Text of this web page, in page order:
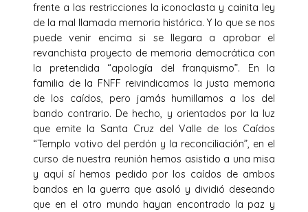
frente a las restricciones la iconoclasta y cainita ley
de la mal llamada memoria histórica. Y lo que se nos
puede venir encima si se llegara a aprobar el
revanchista proyecto de memoria democrática con
la pretendida “apología del franquismo”. En la
familia de la FNFF reivindicamos la justa memoria
de los caídos, pero jamás humillamos a los del
bando contrario. De hecho, y orientados por la luz
que emite la Santa Cruz del Valle de los Caídos
“Templo votivo del perdón y la reconciliación”, en el
curso de nuestra reunión hemos asistido a una misa
y aquí sí hemos pedido por los caídos de ambos
bandos en la guerra que asoló y dividió deseando
que en el otro mundo hayan encontrado la paz y